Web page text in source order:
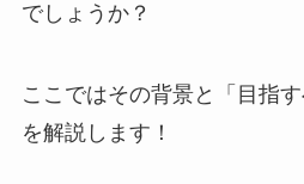
でしょうか？
ここではその背景と「目指
を解説します！